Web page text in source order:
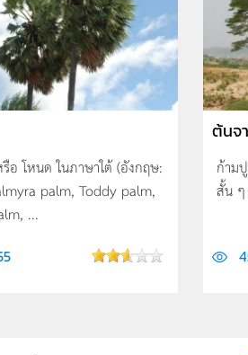
อ โหนด ในภาษาใต้ (อังกฤษ:
palm, Toddy palm,
...
ต้นจ
ก้าม
สั้น ๆ